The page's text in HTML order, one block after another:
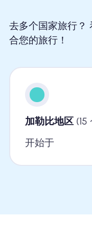
去多个国家旅行？
合您的旅行！
加勒比地区(15
开始于